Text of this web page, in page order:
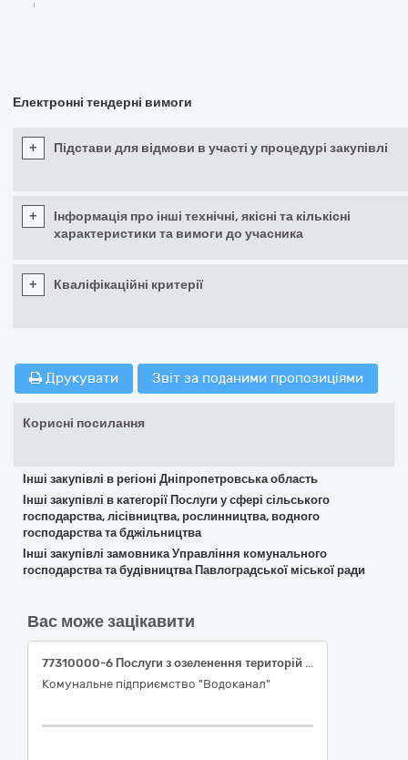
Електронні тендерні вимоги
+ Підстави для відмови в участі у процедурі закупівлі
+
Інформація про інші технічні, якісні та кількісні
характеристики та вимоги до учасника
+ Кваліфікаційні критерії
Друкувати Звіт за поданими пропозиціями
Корисні посилання
Інші закупівлі в регіоні Дніпропетровська область
Інші закупівлі в категорії Послуги у сфері сільського
господарства, лісівництва, рослинництва, водного
господарства та бджільництва
Інші закупівлі замовника Управління комунального
господарства та будівництва Павлоградської міської ради
Вас може зацікавити
77310000-6 Послуги з озеленення територій та утримання зелених насаджень. Послуги з кронування та видалення дерев у місцях проведення поточних та аварійних робіт на мережах та об’єктах водопроводу та каналізації КП «Водоканал» м. Запоріжжя.
Комунальне підприємство "Водоканал"